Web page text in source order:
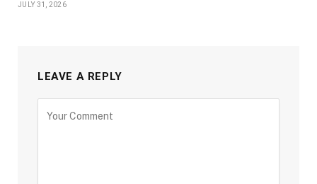
JULY 31, 2026
LEAVE A REPLY